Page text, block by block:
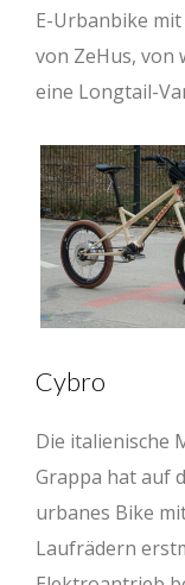
E-Urbanbike
von ZeHus, von
eine Longtail-
Cybro
Die italienische
Grappa hat auf
urbanes Bike
Laufrädern